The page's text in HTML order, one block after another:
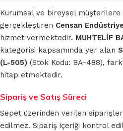
Kurumsal ve bireysel
gerçekleştiren Censan
hizmet vermektedir. MUHTELİF
kategorisi kapsamında yer alan
(L-505) (Stok Kodu: BA-488),
hitap etmektedir.
Sipariş ve Satış Süreci
Sepet üzerinden verilen
edilmez. Sipariş içeriği kontrol